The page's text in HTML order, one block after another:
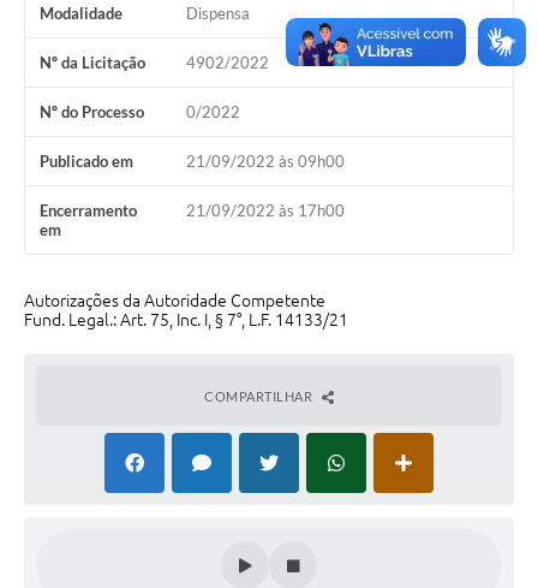
Ouvidoria
Serviços Online
Notícias
Carta de Serviços
Modalidade Dispensa
Nº da Licitação 4902/2022
Nº do Processo 0/2022
Publicado em 21/09/2022 às 09h00
Encerramento
em
21/09/2022 às 17h00
Autorizações da Autoridade Competente
Fund. Legal.: Art. 75, Inc. I, § 7°, L.F. 14133/21
COMPARTILHAR